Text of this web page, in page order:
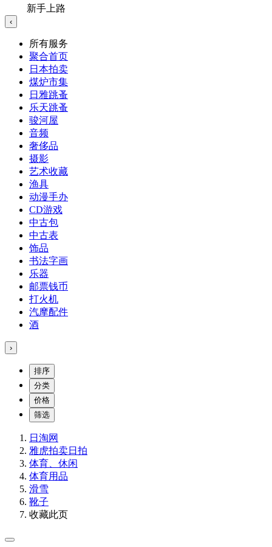
新手上路
‹
所有服务
聚合首页
日本拍卖
煤炉市集
日雅跳蚤
乐天跳蚤
骏河屋
音频
奢侈品
摄影
艺术收藏
渔具
动漫手办
CD游戏
中古包
中古表
饰品
书法字画
乐器
邮票钱币
打火机
汽摩配件
酒
›
排序
分类
价格
筛选
日淘网
雅虎拍卖日拍
体育、休闲
体育用品
滑雪
靴子
收藏此页